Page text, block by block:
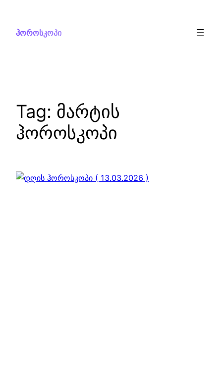
content
ჰოროსკოპი
Tag: მარტის
ჰოროსკოპი